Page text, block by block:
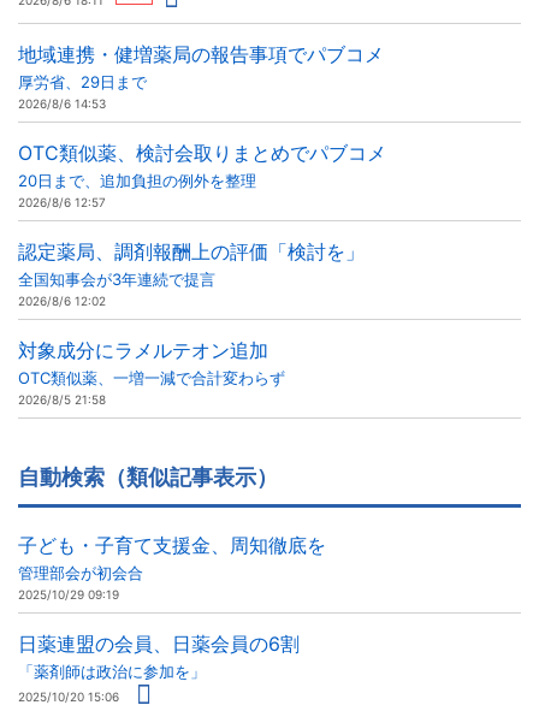
地域連携・健増薬局の報告事項でパブコメ
厚労省、29日まで
2026/8/6 14:53
OTC類似薬、検討会取りまとめでパブコメ
20日まで、追加負担の例外を整理
2026/8/6 12:57
認定薬局、調剤報酬上の評価「検討を」
全国知事会が3年連続で提言
2026/8/6 12:02
対象成分にラメルテオン追加
OTC類似薬、一増一減で合計変わらず
2026/8/5 21:58
自動検索（類似記事表示）
子ども・子育て支援金、周知徹底を
管理部会が初会合
2025/10/29 09:19
日薬連盟の会員、日薬会員の6割
「薬剤師は政治に参加を」
2025/10/20 15:06